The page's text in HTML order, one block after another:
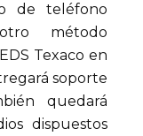
de teléfono
método
Texaco en
soporte
quedará
dispuestos